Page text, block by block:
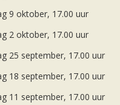
9 oktober, 17.00 uur
2 oktober, 17.00 uur
25 september, 17.00 uur
18 september, 17.00 uur
11 september, 17.00 uur